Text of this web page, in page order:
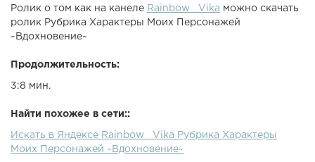
Ролик о том как на канеле Rainbow_ Vika можно скачать
ролик Рубрика Характеры Моих Персонажей
~Вдохновение~
Продолжительность:
3:8 мин.
Найти похожее в сети::
Искать в Яндексе Rainbow_ Vika Рубрика Характеры
Моих Персонажей ~Вдохновение~